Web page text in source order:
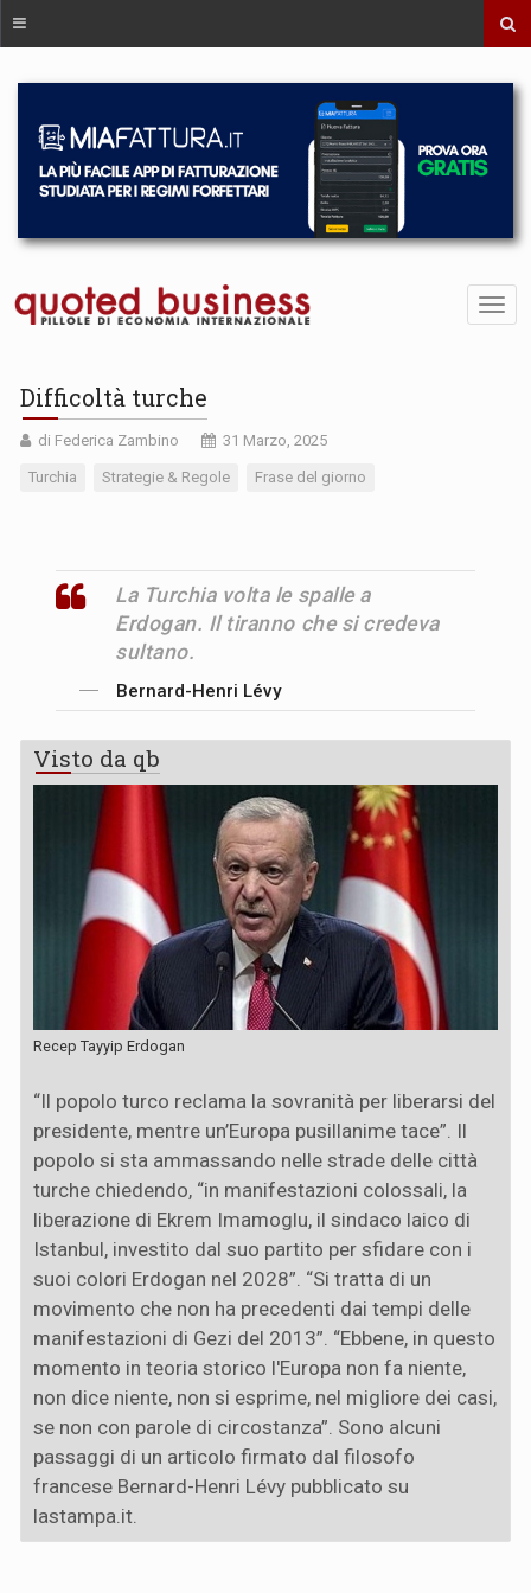
Difficoltà turche
di Federica Zambino 31 Marzo, 2025
Turchia Strategie & Regole Frase del giorno
La Turchia volta le spalle a
Erdogan. Il tiranno che si credeva
sultano.
Bernard-Henri Lévy
Visto da qb
Recep Tayyip Erdogan
“Il popolo turco reclama la sovranità per liberarsi del
presidente, mentre un’Europa pusillanime tace”. Il
popolo si sta ammassando nelle strade delle città
turche chiedendo, “in manifestazioni colossali, la
liberazione di Ekrem Imamoglu, il sindaco laico di
Istanbul, investito dal suo partito per sfidare con i
suoi colori Erdogan nel 2028”. “Si tratta di un
movimento che non ha precedenti dai tempi delle
manifestazioni di Gezi del 2013”. “Ebbene, in questo
momento in teoria storico l'Europa non fa niente,
non dice niente, non si esprime, nel migliore dei casi,
se non con parole di circostanza”. Sono alcuni
passaggi di un articolo firmato dal filosofo
francese Bernard-Henri Lévy pubblicato su
lastampa.it.